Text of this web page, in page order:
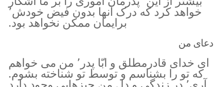
خواهد کرد که درک آنها بدون فیض خودش٬
برایمان ممکن نخواهد بود.
دعای من
ای خدای قادرمطلق و ابّا پدر٬ من می خواهم
که تو را بشناسم و توسط تو شناخته بشوم.